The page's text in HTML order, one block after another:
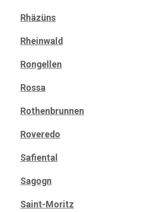
Rhäzüns
Rheinwald
Rongellen
Rossa
Rothenbrunnen
Roveredo
Safiental
Sagogn
Saint-Moritz